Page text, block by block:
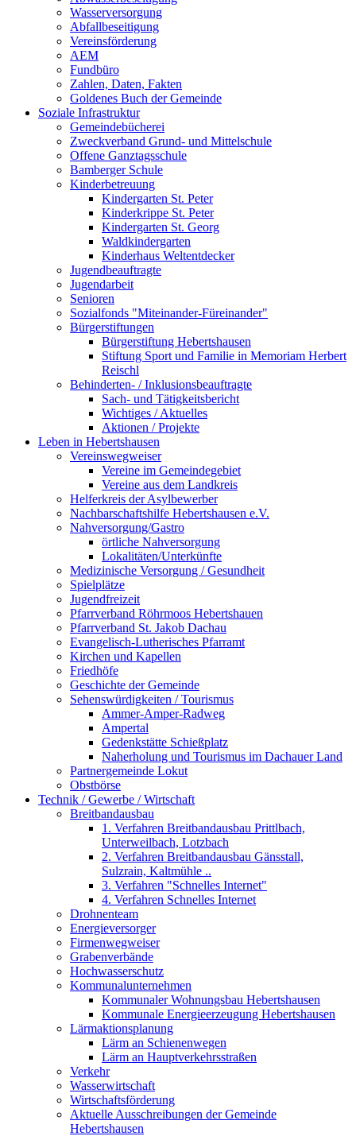
Wasserversorgung
Abfallbeseitigung
Vereinsförderung
AEM
Fundbüro
Zahlen, Daten, Fakten
Goldenes Buch der Gemeinde
Soziale Infrastruktur
Gemeindebücherei
Zweckverband Grund- und Mittelschule
Offene Ganztagsschule
Bamberger Schule
Kinderbetreuung
Kindergarten St. Peter
Kinderkrippe St. Peter
Kindergarten St. Georg
Waldkindergarten
Kinderhaus Weltentdecker
Jugendbeauftragte
Jugendarbeit
Senioren
Sozialfonds "Miteinander-Füreinander"
Bürgerstiftungen
Bürgerstiftung Hebertshausen
Stiftung Sport und Familie in Memoriam Herbert
Reischl
Behinderten- / Inklusionsbeauftragte
Sach- und Tätigkeitsbericht
Wichtiges / Aktuelles
Aktionen / Projekte
Leben in Hebertshausen
Vereinswegweiser
Vereine im Gemeindegebiet
Vereine aus dem Landkreis
Helferkreis der Asylbewerber
Nachbarschaftshilfe Hebertshausen e.V.
Nahversorgung/Gastro
örtliche Nahversorgung
Lokalitäten/Unterkünfte
Medizinische Versorgung / Gesundheit
Spielplätze
Jugendfreizeit
Pfarrverband Röhrmoos Hebertshauen
Pfarrverband St. Jakob Dachau
Evangelisch-Lutherisches Pfarramt
Kirchen und Kapellen
Friedhöfe
Geschichte der Gemeinde
Sehenswürdigkeiten / Tourismus
Ammer-Amper-Radweg
Ampertal
Gedenkstätte Schießplatz
Naherholung und Tourismus im Dachauer Land
Partnergemeinde Lokut
Obstbörse
Technik / Gewerbe / Wirtschaft
Breitbandausbau
1. Verfahren Breitbandausbau Prittlbach,
Unterweilbach, Lotzbach
2. Verfahren Breitbandausbau Gänsstall,
Sulzrain, Kaltmühle ..
3. Verfahren "Schnelles Internet"
4. Verfahren Schnelles Internet
Drohnenteam
Energieversorger
Firmenwegweiser
Grabenverbände
Hochwasserschutz
Kommunalunternehmen
Kommunaler Wohnungsbau Hebertshausen
Kommunale Energieerzeugung Hebertshausen
Lärmaktionsplanung
Lärm an Schienenwegen
Lärm an Hauptverkehrsstraßen
Verkehr
Wasserwirtschaft
Wirtschaftsförderung
Aktuelle Ausschreibungen der Gemeinde
Hebertshausen